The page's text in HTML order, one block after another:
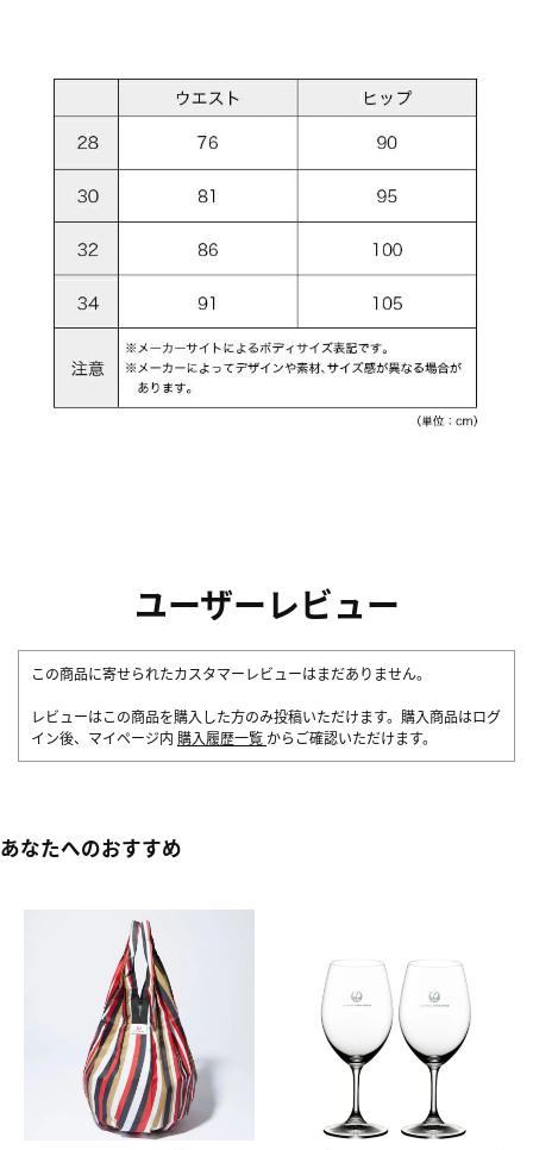
ユーザーレビュー
この商品に寄せられたカスタマーレビューはまだありません。
レビューはこの商品を購入した方のみ投稿いただけます。購入商品はログ
イン後、マイページ内 購入履歴一覧 からご確認いただけます。
あなたへのおすすめ